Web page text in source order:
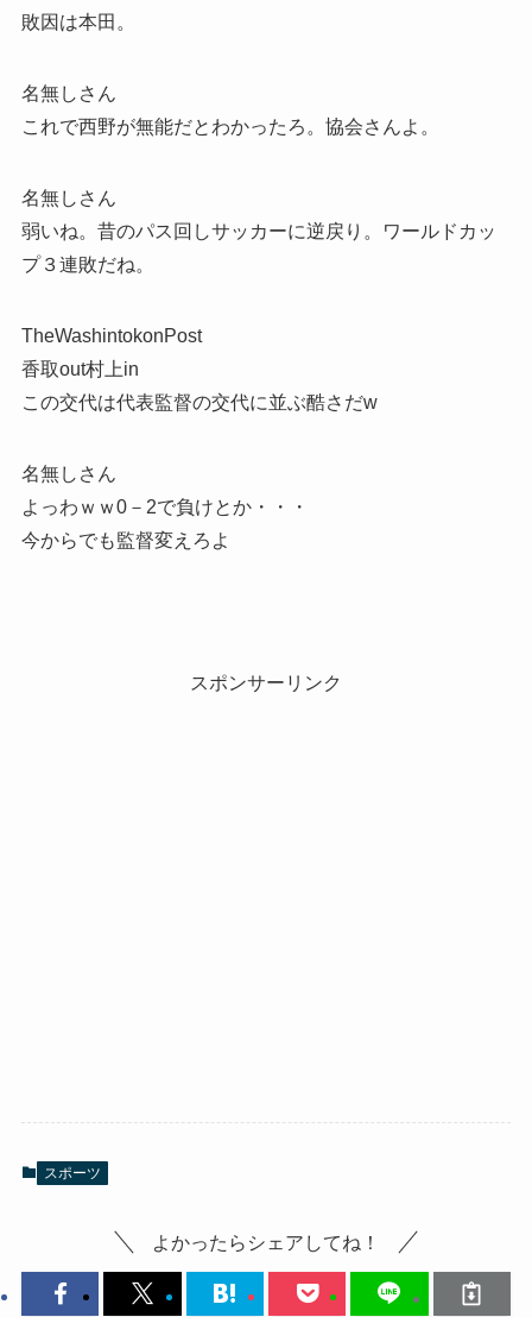
敗因は本田。
名無しさん
これで西野が無能だとわかったろ。協会さんよ。
名無しさん
弱いね。昔のパス回しサッカーに逆戻り。ワールドカッ
プ３連敗だね。
TheWashintokonPost
香取out村上in
この交代は代表監督の交代に並ぶ酷さだw
名無しさん
よっわｗｗ0－2で負けとか・・・
今からでも監督変えろよ
スポンサーリンク
スポーツ
よかったらシェアしてね！